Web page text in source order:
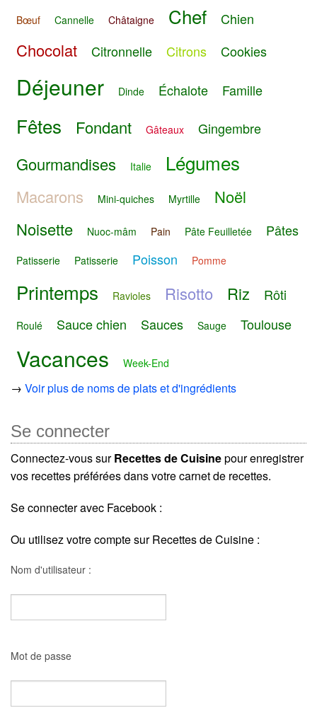
Bœuf Cannelle Châtaigne Chef Chien
Chocolat Citronnelle Citrons Cookies
Déjeuner Dinde Échalote Famille
Fêtes Fondant Gâteaux Gingembre
Gourmandises Italie Légumes
Macarons Mini-quiches Myrtille
Noël
Noisette
Nuoc-mâm Pain Pâte Feuilletée Pâtes
Patisserie Patisserie Poisson Pomme
Printemps Ravioles Risotto Riz Rôti
Roulé Sauce chien Sauces Sauge Toulouse
Vacances Week-End
→ Voir plus de noms de plats et d'ingrédients
Se connecter
Connectez-vous surRecettes de Cuisinepour enregistrer
vos recettes préférées dans votre carnet de recettes.
Se connecter avec Facebook :
Ou utilisez votre compte sur Recettes de Cuisine :
Nom d'utilisateur :
Mot de passe